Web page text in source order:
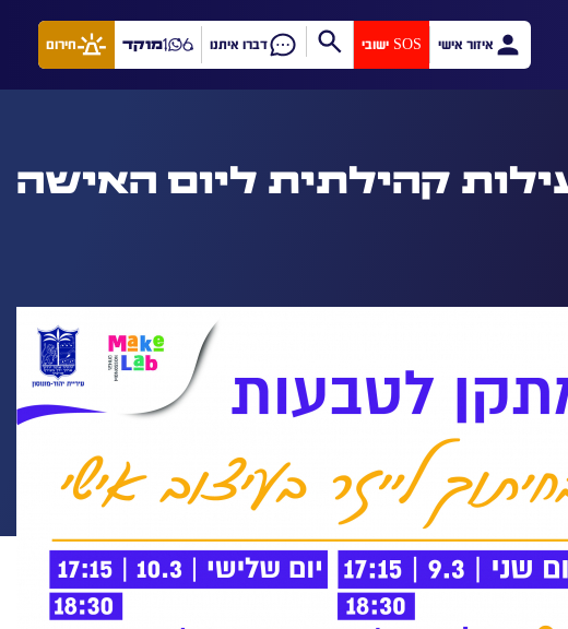
איזור אישי SOS ישובי דברו איתנו מוקד חירום
קהילתית ליום האישה